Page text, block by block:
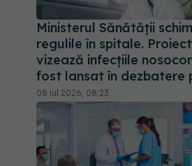
Ministerul Sănătății
regulile în spitale.
vizează infecțiile
fost lansat în dezbatere
08 iul 2026, 08:23